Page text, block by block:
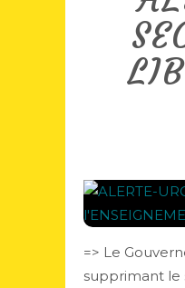
=> Le
supprimant le